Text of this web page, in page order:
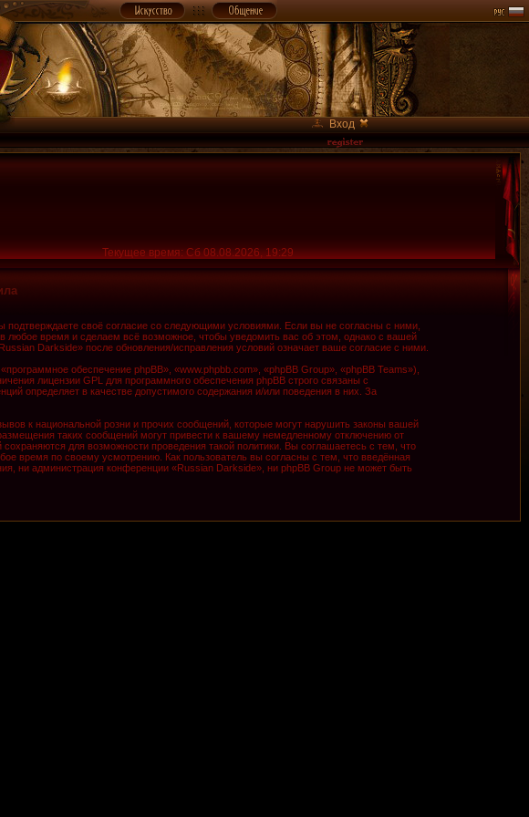
Вход
Текущее время: Сб 08.08.2026, 19:29
своё согласие со следующими условиями. Если вы не согласны с ними,
любое время и сделаем всё возможное, чтобы уведомить вас об этом, однако с вашей
Darkside» после обновления/исправления условий означает ваше согласие с ними.
обеспечение phpBB», «www.phpbb.com», «phpBB Group», «phpBB Teams»),
лицензии GPL для программного обеспечения phpBB строго связаны с
определяет в качестве допустимого содержания и/или поведения в них. За
к национальной розни и прочих сообщений, которые могут нарушить законы вашей
таких сообщений могут привести к вашему немедленному отключению от
для возможности проведения такой политики. Вы соглашаетесь с тем, что
время по своему усмотрению. Как пользователь вы согласны с тем, что введённая
ни администрация конференции «Russian Darkside», ни phpBB Group не может быть